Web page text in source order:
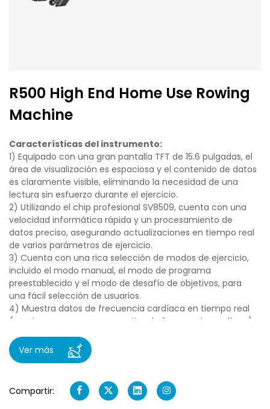
R500 High End Home Use Rowing
Machine
Características del instrumento:
1) Equipado con una gran pantalla TFT de 15.6 pulgadas, el
área de visualización es espaciosa y el contenido de datos
es claramente visible, eliminando la necesidad de una
lectura sin esfuerzo durante el ejercicio.
2) Utilizando el chip profesional SV8509, cuenta con una
velocidad informática rápida y un procesamiento de
datos preciso, asegurando actualizaciones en tiempo real
de varios parámetros de ejercicio.
3) Cuenta con una rica selección de modos de ejercicio,
incluido el modo manual, el modo de programa
preestablecido y el modo de desafío de objetivos, para
una fácil selección de usuarios.
4) Muestra datos de frecuencia cardíaca en tiempo real
(requiere su uso con un monitor de frecuencia cardíaca),
lo que ayuda a los usuarios a mantener un rango de
frecuencia cardíaca segura.
5) Cuenta con una interfaz fácil de usar con un diseño de
sea fácil e intuitivo, incluso para principiantes.
6) Tiene una función de sueño automática, ingresando
Ver más
Compartir: